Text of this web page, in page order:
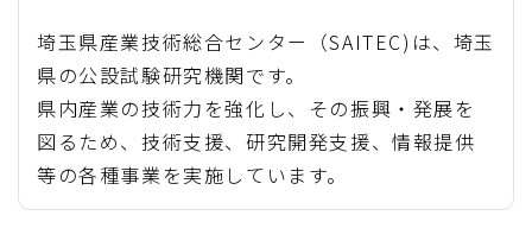
埼玉県産業技術総合センター（SAITEC)は、埼玉
県の公設試験研究機関です。
県内産業の技術力を強化し、その振興・発展を
図るため、技術支援、研究開発支援、情報提供
等の各種事業を実施しています。